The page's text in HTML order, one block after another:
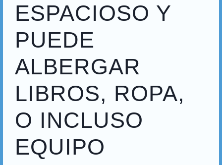
ESPACIOSO Y
PUEDE
ALBERGAR
LIBROS, ROPA,
O INCLUSO
EQUIPO